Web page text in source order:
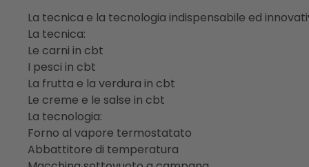
La tecnica e la tecnologia indispensabile ed
La tecnica:
Le carni in cbt
I pesci in cbt
La frutta e la verdura in cbt
Le creme e le salse in cbt
La tecnologia:
Forno al vapore termostatato
Abbattitore di temperatura